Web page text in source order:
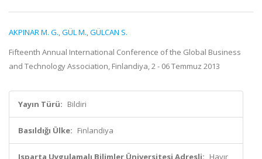
AKPINAR M. G.,GÜL M.,GÜLCAN S.
Fifteenth Annual International Conference of the Global Business
and Technology Association, Finlandiya, 2 - 06 Temmuz 2013
Yayın Türü: Bildiri
Basıldığı Ülke: Finlandiya
Isparta Uygulamalı Bilimler Üniversitesi Adresli: Hayır